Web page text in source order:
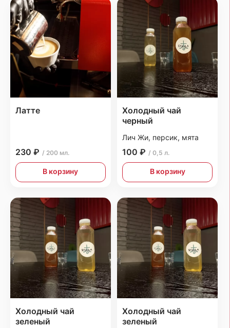
Латте
230 ₽ / 200 мл.
В корзину
Холодный чай
черный
Лич Жи, персик, мята
100 ₽ / 0,5 л.
В корзину
Холодный чай
зеленый
Холодный чай
зеленый